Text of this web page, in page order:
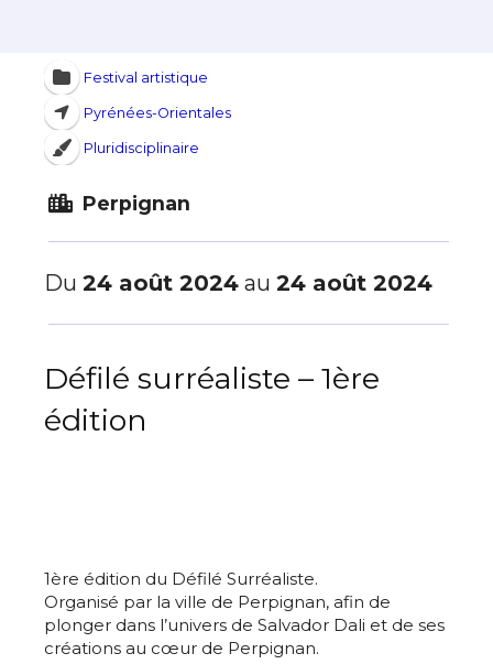
Festival artistique
Pyrénées-Orientales
Pluridisciplinaire
Perpignan
Du 24 août 2024 au 24 août 2024
Défilé surréaliste – 1ère
édition
1ère édition du Défilé Surréaliste.
Organisé par la ville de Perpignan, afin de
plonger dans l’univers de Salvador Dali et de ses
créations au cœur de Perpignan.